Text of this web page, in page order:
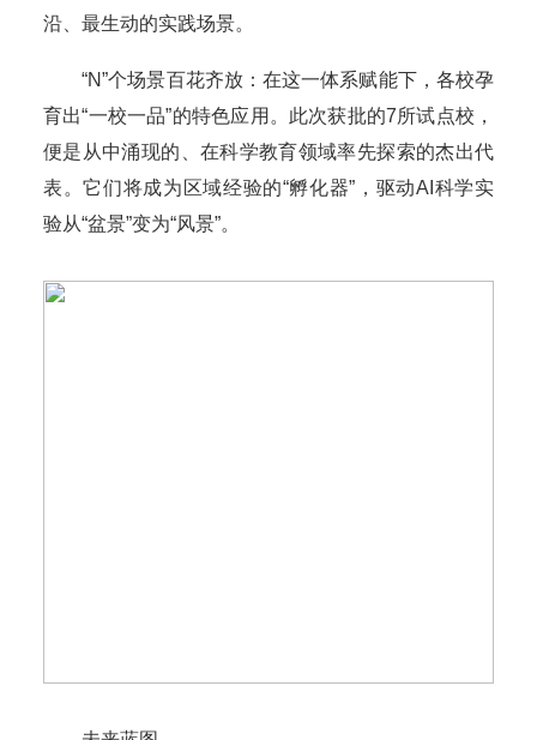
沿、最生动的实践场景。
“N”个场景百花齐放：在这一体系赋能下，各校孕
育出“一校一品”的特色应用。此次获批的7所试点校，
便是从中涌现的、在科学教育领域率先探索的杰出代
表。它们将成为区域经验的“孵化器”，驱动AI科学实
验从“盆景”变为“风景”。